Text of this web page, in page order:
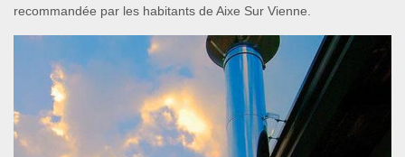
recommandée par les habitants de Aixe Sur Vienne.